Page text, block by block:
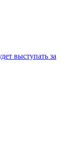
выступать за